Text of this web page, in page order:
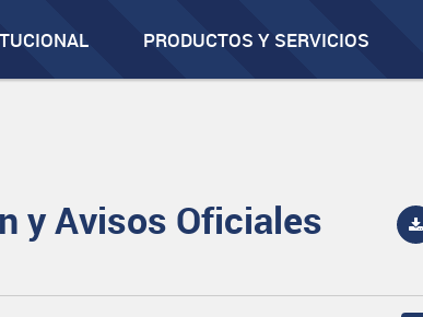
PRODUCTOS Y SERVICIOS
y Avisos Oficiales